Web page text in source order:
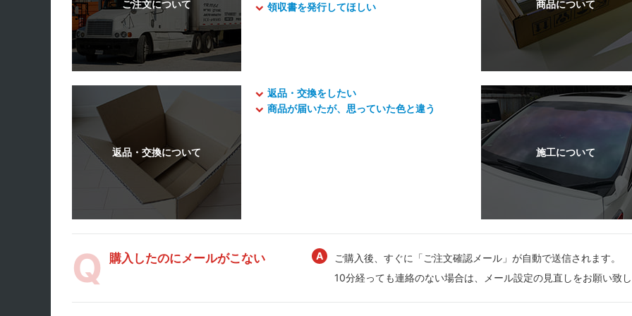
領収書を発行してほしい
返品・交換をしたい
商品が届いたが、思っていた色と違う
購入したのにメールがこない
ご購入後、すぐに「ご注文確認メール」が自動で送信されます。
10分経っても連絡のない場合は、メール設定の見直しをお願い致